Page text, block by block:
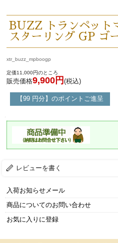
BUZZ トランペット
スターリング GP ゴ
xtr_buzz_mpboogp
定価11,000円のところ
販売価格9,900円 (税込)
【99 円分】のポイントご進呈
レビューを書く
入荷お知らせメール
商品についてのお問い合わせ
お気に入りに登録